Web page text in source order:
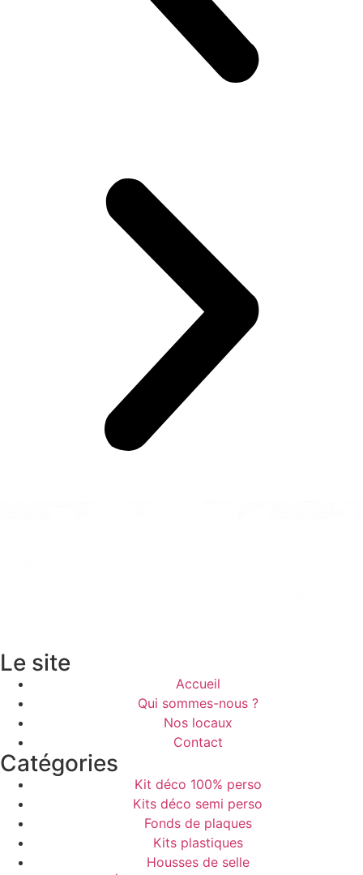
Le site
Accueil
Qui sommes-nous ?
Nos locaux
Contact
Catégories
Kit déco 100% perso
Kits déco semi perso
Fonds de plaques
Kits plastiques
Housses de selle